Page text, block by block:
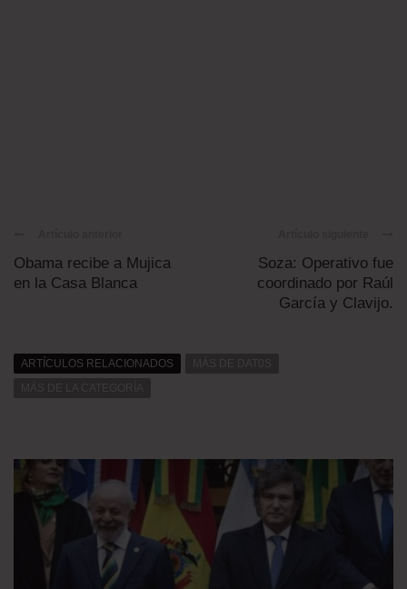
Obama recibe a Mujica
en la Casa Blanca
Soza: Operativo fue
coordinado por Raúl
García y Clavijo.
ARTÍCULOS RELACIONADOS